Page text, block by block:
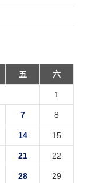
五 六
1
7 8
14 15
21 22
28 29